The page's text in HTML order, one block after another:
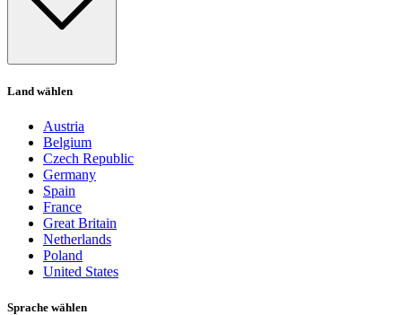
Land wählen
Austria
Belgium
Czech Republic
Germany
Spain
France
Great Britain
Netherlands
Poland
United States
Sprache wählen